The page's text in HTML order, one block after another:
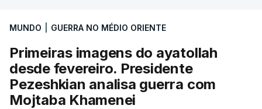
MUNDO GUERRA NO MÉDIO ORIENTE
Primeiras imagens do ayatollah
desde fevereiro. Presidente
Pezeshkian analisa guerra com
Mojtaba Khamenei